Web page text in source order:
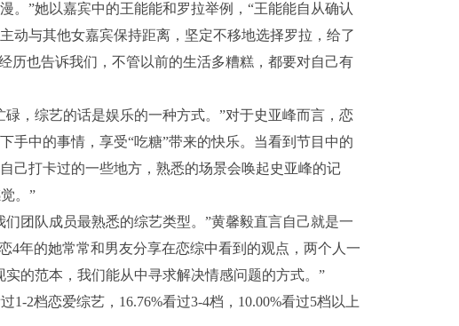
。”她以嘉宾中的王能能和罗拉举例，“王能能自从确认
动与其他女嘉宾保持距离，坚定不移地选择罗拉，给了
历也告诉我们，不管以前的生活多糟糕，都要对自己有
综艺的话是娱乐的一种方式。”对于史亚峰而言，恋
手中的事情，享受“吃糖”带来的快乐。当看到节目中的
己打卡过的一些地方，熟悉的场景会唤起史亚峰的记
。”
队成员最熟悉的综艺类型。”黄馨毅直言自己就是一
4年的她常常和男友分享在恋综中看到的观点，两个人一
的范本，我们能从中寻求解决情感问题的方式。”
2档恋爱综艺，16.76%看过3-4档，10.00%看过5档以上